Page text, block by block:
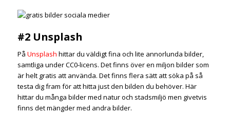
#2 Unsplash
På Unsplash hittar du väldigt fina och lite annorlunda bilder,
samtliga under CC0-licens. Det finns över en miljon bilder som
är helt gratis att använda. Det finns flera sätt att söka på så
testa dig fram för att hitta just den bilden du behöver. Här
hittar du många bilder med natur och stadsmiljö men givetvis
finns det mängder med andra bilder.